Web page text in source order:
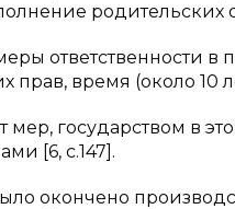
родительских
ответственности в
прав, время (около 10
мер, государством в
[6, с.147].
окончено